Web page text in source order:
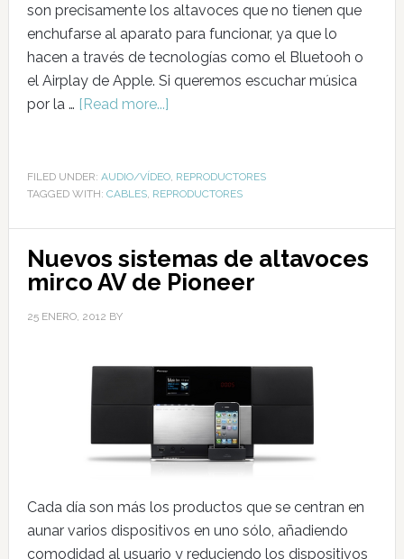
son precisamente los altavoces que no tienen que
enchufarse al aparato para funcionar, ya que lo
hacen a través de tecnologías como el Bluetooh o
el Airplay de Apple. Si queremos escuchar música
por la … [Read more...]
FILED UNDER: AUDIO/VÍDEO, REPRODUCTORES
TAGGED WITH: CABLES, REPRODUCTORES
Nuevos sistemas de altavoces
mirco AV de Pioneer
25 ENERO, 2012 BY
Cada día son más los productos que se centran en
aunar varios dispositivos en uno sólo, añadiendo
comodidad al usuario y reduciendo los dispositivos